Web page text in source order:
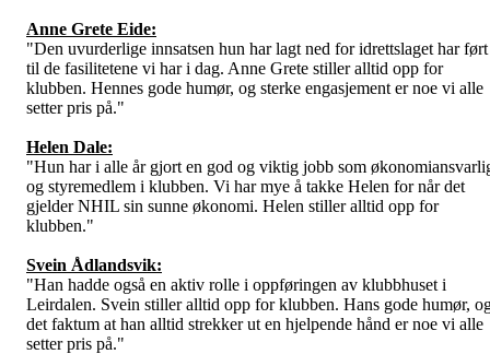
Anne Grete Eide:
"Den uvurderlige innsatsen hun har lagt ned for idrettslaget har ført
til de fasilitetene vi har i dag. Anne Grete stiller alltid opp for
klubben. Hennes gode humør, og sterke engasjement er noe vi alle
setter pris på."
Helen Dale:
"Hun har i alle år gjort en god og viktig jobb som
og styremedlem i klubben. Vi har mye å takke Helen for når det
gjelder NHIL sin sunne økonomi. Helen stiller alltid opp for
klubben."
Svein Ådlandsvik:
"Han hadde også en aktiv rolle i oppføringen av klubbhuset i
Leirdalen. Svein stiller alltid opp for klubben. Hans gode humør,
det faktum at han alltid strekker ut en hjelpende hånd er noe vi alle
setter pris på."